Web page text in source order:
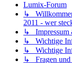
Lumix-Forum
↳
2011 - wer
↳ Impressum
↳ Wichtige
↳ Wichtige
↳ Fragen und